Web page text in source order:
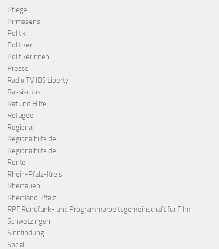
Pflege
Pirmasens
Politik
Politiker
Politikerinnen
Presse
Radio TV IBS Liberty
Rassismus
Rat und Hilfe
Refugee
Regional
Regionalhilfe.de
Regionalhilfe.de
Rente
Rhein-Pfalz-Kreis
Rheinauen
Rheinland-Pfalz
RPF Rundfunk- und Programmarbeitsgemeinschaft für Film
Schwetzingen
Sinnfindung
Social